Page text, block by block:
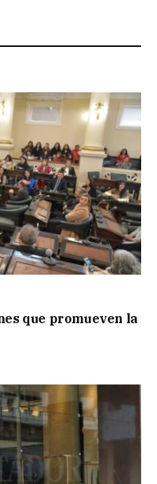
que promueven la